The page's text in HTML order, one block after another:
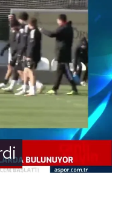
Aydınlatma
lütfen
tıklayınız